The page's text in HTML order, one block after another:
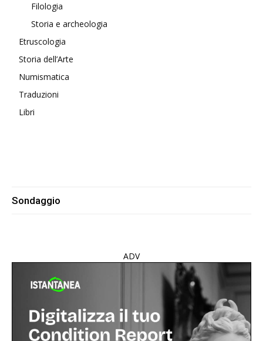
Filologia
Storia e archeologia
Etruscologia
Storia dell’Arte
Numismatica
Traduzioni
Libri
Sondaggio
ADV